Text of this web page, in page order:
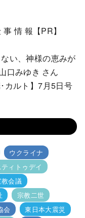
情 報【PR】
い、神様の恵みが
口みゆき さん
カルト】7月5日号
ウクライナ
ィトゥデイ
会議
宗教二世
会
東日本大震災